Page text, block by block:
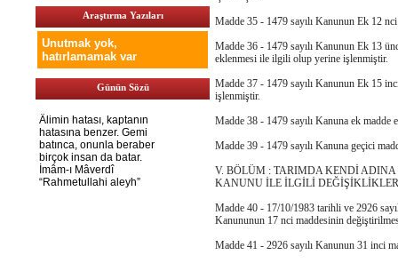
Araştırma Yazıları
Unutmak yok,
hatırlamamak var
Günün Sözü
Madde 35 - 1479 sayılı Kanunun Ek 12
Madde 36 - 1479 sayılı Kanunun Ek 13
eklenmesi ile ilgili olup yerine işlenmiştir.
Madde 37 - 1479 sayılı Kanunun Ek 15
işlenmiştir.
Madde 38 - 1479 sayılı Kanuna ek
Madde 39 - 1479 sayılı Kanuna geçici
V. BÖLÜM : TARIMDA KENDİ
KANUNU İLE İLGİLİ DEĞİŞİKLİKLER
Madde 40 - 17/10/1983 tarihli ve 2926
Kanununun 17 nci maddesinin
Madde 41 - 2926 sayılı Kanunun 31 inci